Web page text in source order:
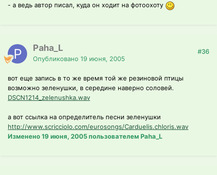
- а ведь автор писал, куда он ходит на фотоохоту
Paha_L
Опубликовано 19 июня, 2005
#36
вот еще запись в то же время той же резиновой птицы
возможно зеленушки, в середине наверно соловей.
DSCN1214_zelenushka.wav
а вот ссылка на определитель песни зеленушки
http://www.scricciolo.com/eurosongs/Carduelis.chloris.wav
Изменено19 июня, 2005пользователем Paha_L